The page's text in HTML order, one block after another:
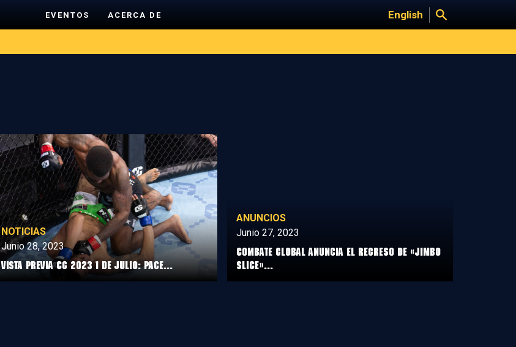
EVENTOS ACERCA DE English
NOTICIAS
Junio 28, 2023
Vista previa CG 2023 1 de julio: Pace...
ANUNCIOS
Junio 27, 2023
COMBATE GLOBAL ANUNCIA EL REGRESO DE «JIMBO
SLICE»...